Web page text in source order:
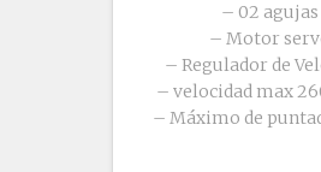
– 02 agujas
– Motor
– Regulador de
– velocidad max
– Máximo de